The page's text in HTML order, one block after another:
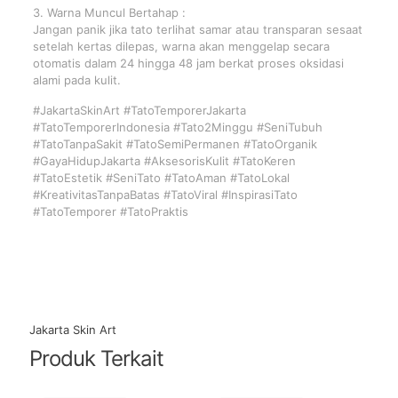
3. Warna Muncul Bertahap :
Jangan panik jika tato terlihat samar atau transparan sesaat
setelah kertas dilepas, warna akan menggelap secara
otomatis dalam 24 hingga 48 jam berkat proses oksidasi
alami pada kulit.
#JakartaSkinArt #TatoTemporerJakarta
#TatoTemporerIndonesia #Tato2Minggu #SeniTubuh
#TatoTanpaSakit #TatoSemiPermanen #TatoOrganik
#GayaHidupJakarta #AksesorisKulit #TatoKeren
#TatoEstetik #SeniTato #TatoAman #TatoLokal
#KreativitasTanpaBatas #TatoViral #InspirasiTato
#TatoTemporer #TatoPraktis
Jakarta Skin Art
Produk Terkait